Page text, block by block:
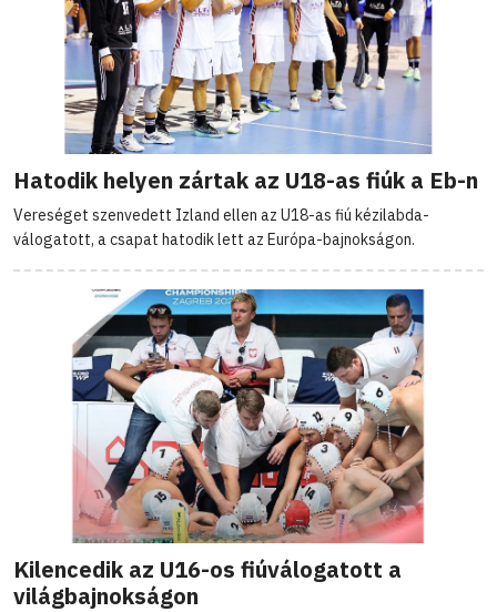
Hatodik helyen zártak az U18-as fiúk a Eb-n
Vereséget szenvedett Izland ellen az U18-as fiú kézilabda-
válogatott, a csapat hatodik lett az Európa-bajnokságon.
Kilencedik az U16-os fiúválogatott a
világbajnokságon